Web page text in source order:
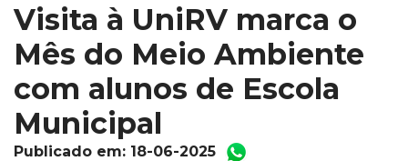
Visita à UniRV marca o
Mês do Meio Ambiente
com alunos de Escola
Municipal
Publicado em: 18-06-2025